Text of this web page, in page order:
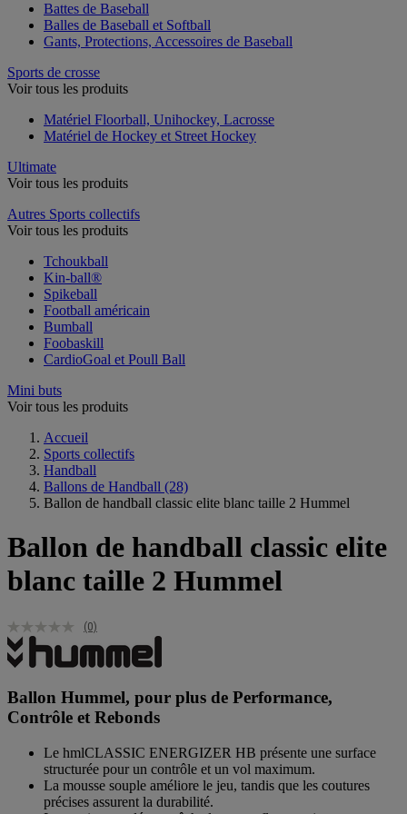
Battes de Baseball
Balles de Baseball et Softball
Gants, Protections, Accessoires de Baseball
Sports de crosse
Voir tous les produits
Matériel Floorball, Unihockey, Lacrosse
Matériel de Hockey et Street Hockey
Ultimate
Voir tous les produits
Autres Sports collectifs
Voir tous les produits
Tchoukball
Kin-ball®
Spikeball
Football américain
Bumball
Foobaskill
CardioGoal et Poull Ball
Mini buts
Voir tous les produits
Accueil
Sports collectifs
Handball
Ballons de Handball (28)
Ballon de handball classic elite blanc taille 2 Hummel
Ballon de handball classic elite
blanc taille 2 Hummel
(0)
Ballon Hummel, pour plus de Performance,
Contrôle et Rebonds
Le hmlCLASSIC ENERGIZER HB présente une surface
structurée pour un contrôle et un vol maximum.
La mousse souple améliore le jeu, tandis que les coutures
précises assurent la durabilité.